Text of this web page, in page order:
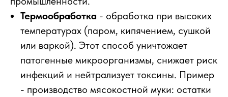
Термообработка - обработка при высоких
температурах (паром, кипячением, сушкой
или варкой). Этот способ уничтожает
патогенные микроорганизмы, снижает риск
инфекций и нейтрализует токсины. Пример
- производство мясокостной муки: остатки